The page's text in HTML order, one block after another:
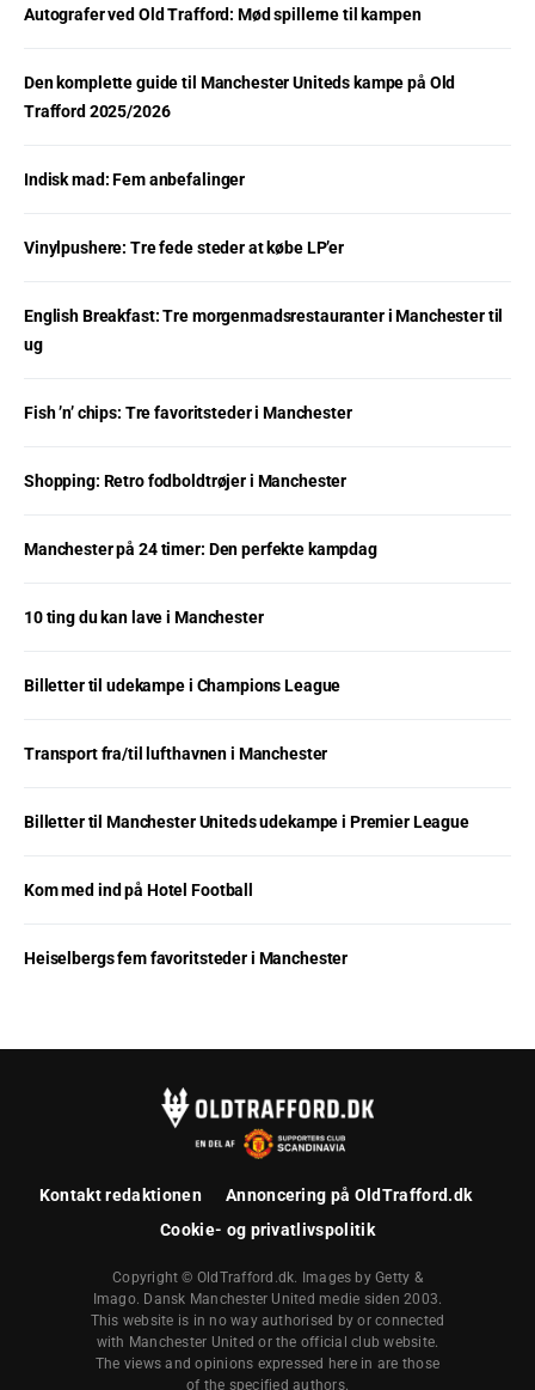
Autografer ved Old Trafford: Mød spillerne til kampen
Den komplette guide til Manchester Uniteds kampe på Old
Trafford 2025/2026
Indisk mad: Fem anbefalinger
Vinylpushere: Tre fede steder at købe LP’er
English Breakfast: Tre morgenmadsrestauranter i Manchester til
ug
Fish ’n’ chips: Tre favoritsteder i Manchester
Shopping: Retro fodboldtrøjer i Manchester
Manchester på 24 timer: Den perfekte kampdag
10 ting du kan lave i Manchester
Billetter til udekampe i Champions League
Transport fra/til lufthavnen i Manchester
Billetter til Manchester Uniteds udekampe i Premier League
Kom med ind på Hotel Football
Heiselbergs fem favoritsteder i Manchester
Kontakt redaktionen
Annoncering på OldTrafford.dk
Cookie- og privatlivspolitik
Copyright © OldTrafford.dk. Images by Getty &
Imago. Dansk Manchester United medie siden 2003.
This website is in no way authorised by or connected
with Manchester United or the official club website.
The views and opinions expressed here in are those
of the specified authors.